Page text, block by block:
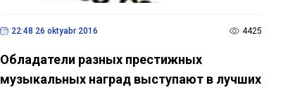
22:48 26 oktyabr 2016 4425
Обладатели разных престижных
музыкальных наград выступают в лучших